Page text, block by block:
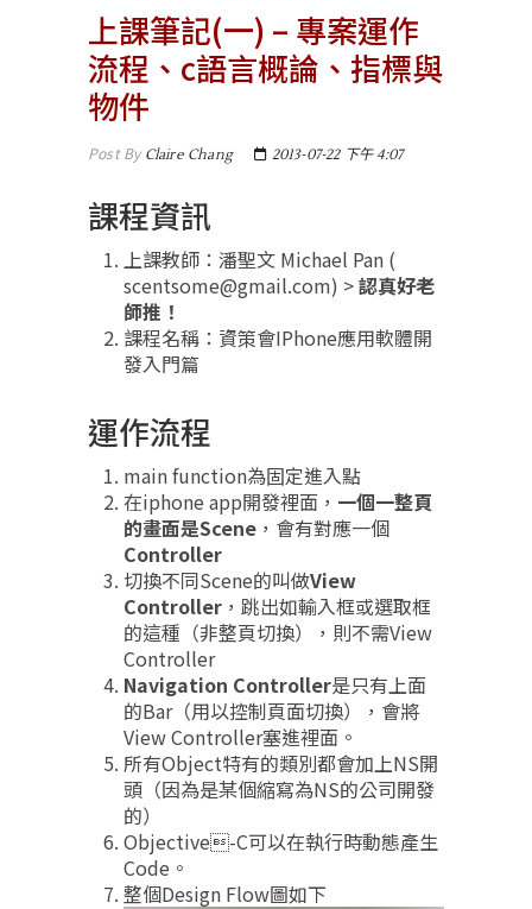
上課筆記(一) – 專案運作
流程、c語言概論、指標與
物件
Post ByClaire Chang 2013-07-22 下午 4:07
課程資訊
上課教師：潘聖文 Michael Pan (
scentsome@gmail.com) >認真好老
師推！
課程名稱：資策會IPhone應用軟體開
發入門篇
運作流程
main function為固定進入點
在iphone app開發裡面， 一個一整頁
的畫面是Scene ，會有對應一個
Controller
切換不同Scene的叫做View
Controller ，跳出如輸入框或選取框
的這種（非整頁切換），則不需View
Controller
Navigation Controller是只有上面
的Bar（用以控制頁面切換），會將
View Controller塞進裡面。
所有Object特有的類別都會加上NS開
頭（因為是某個縮寫為NS的公司開發
的）
Objective-C可以在執行時動態產生
Code。
整個Design Flow圖如下